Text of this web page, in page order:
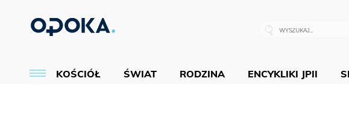
KOŚCIÓŁ ŚWIAT RODZINA ENCYKLIKI JPII